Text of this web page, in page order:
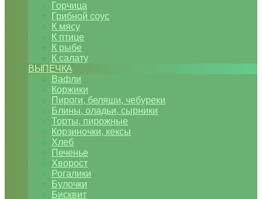
Горчица
Грибной соус
К мясу
К птице
К рыбе
К салату
ВЫПЕЧКА
Вафли
Коржики
Пироги, беляши, чебуреки
Блины, оладьи, сырники
Торты, пирожные
Корзиночки, кексы
Хлеб
Печенье
Хворост
Рогалики
Булочки
Бисквит